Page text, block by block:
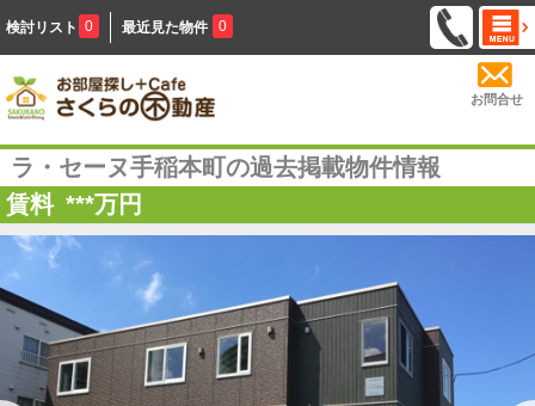
検討リスト 0 最近見た物件 0
お問合せ
ラ・セーヌ手稲本町の過去掲載物件情報
賃料 ***万円